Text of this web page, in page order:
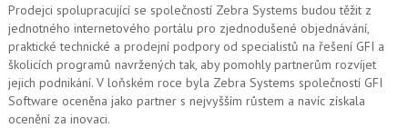
Prodejci spolupracující se společností Zebra Systems budou těžit z
jednotného internetového portálu pro zjednodušené objednávání,
praktické technické a prodejní podpory od specialistů na řešení GFI a
školicích programů navržených tak, aby pomohly partnerům rozvíjet
jejich podnikání. V loňském roce byla Zebra Systems společností GFI
Software oceněna jako partner s nejvyšším růstem a navíc získala
ocenění za inovaci.